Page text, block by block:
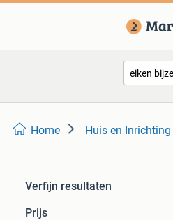
Home Huis en Inrichting
Verfijn resultaten
Prijs